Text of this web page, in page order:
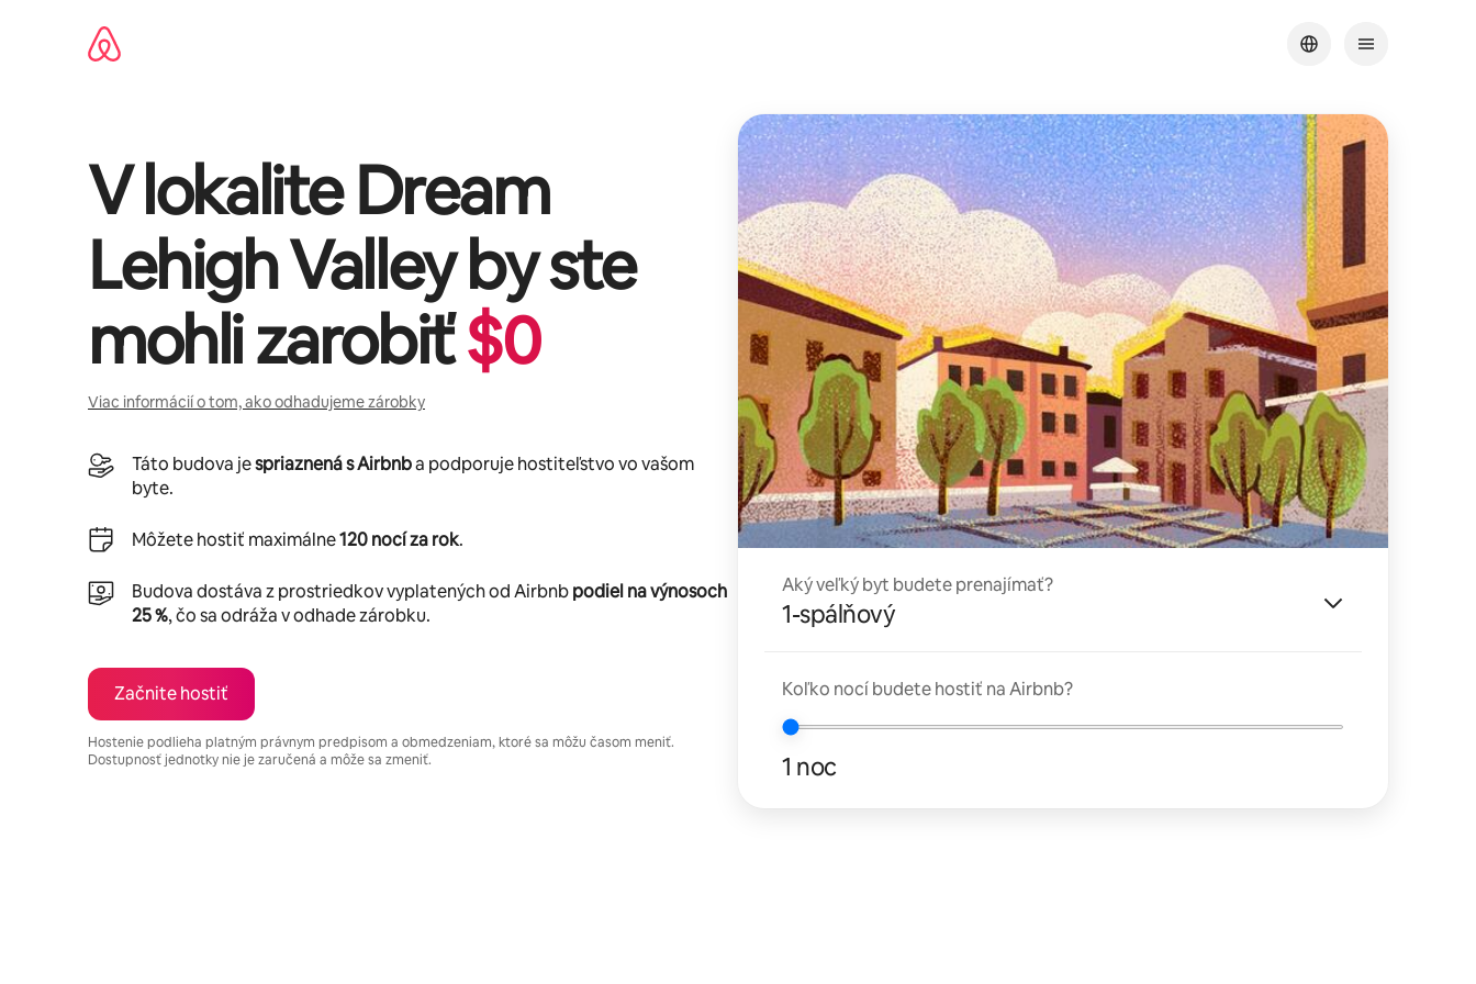
V lokaliteDream
Lehigh Valleyby ste
mohli zarobiť$0
Viac informácií o tom, ako odhadujeme zárobky
Táto budova jespriaznená s Airbnba podporuje hostiteľstvo vo vašom
byte.
Môžete hostiť maximálne120 nocí za rok.
Budova dostáva z prostriedkov vyplatených od Airbnbpodiel na výnosoch
25 %, čo sa odráža v odhade zárobku.
Začnite hostiť
Hostenie podlieha platným právnym predpisom a obmedzeniam, ktoré sa môžu časom meniť.
Dostupnosť jednotky nie je zaručená a môže sa zmeniť.
Aký veľký byt budete prenajímať?
1-spálňový
Koľko nocí budete hostiť na Airbnb?
1 noc